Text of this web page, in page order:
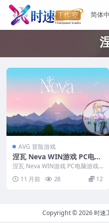
AVG 冒险游戏
涅瓦 Neva WIN游戏 PC电脑
游戏 适配系统WIN10 WIN1
1
涅瓦 Neva WIN游戏 PC电脑游戏
11 月前 28 12
Copyright © 2026时速